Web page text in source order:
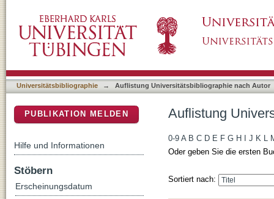
Universitätsbibliographie → Auflistung Universitätsbibliographie nach Autor
Auflistung
0-9 A B C D E F G H J K L
Oder geben Sie die ersten
Sortiert nach:
PUBLIKATION MELDEN
Hilfe und Informationen
Stöbern
Erscheinungsdatum